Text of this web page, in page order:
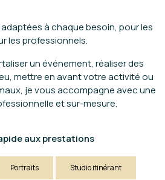
à chaque besoin, pour les
les professionnels.
un événement, réaliser des
mettre en avant votre activité ou
je vous accompagne avec une
et sur-mesure.
aux prestations
Portraits Studio itinérant